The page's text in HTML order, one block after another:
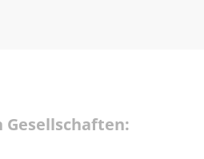
Gesellschaften: